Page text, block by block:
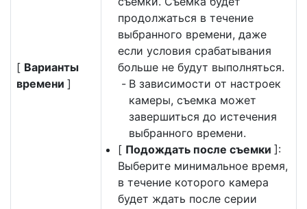
[ Варианты
времени ]
продолжаться в течение
выбранного времени, даже
если условия срабатывания
больше не будут выполняться.
В зависимости от настроек
камеры, съемка может
завершиться до истечения
выбранного времени.
[ Подождать после съемки ]:
Выберите минимальное время,
в течение которого камера
будет ждать после серии